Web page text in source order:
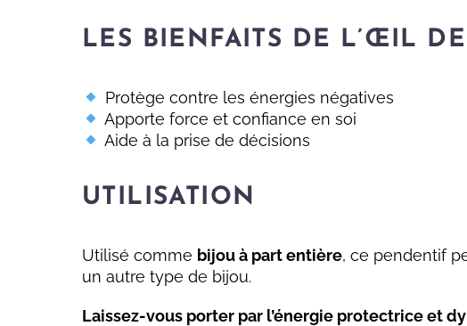
LES BIENFAITS DE L’ŒIL DE
Protège contre les énergies négatives
Apporte force et confiance en soi
Aide à la prise de décisions
UTILISATION
Utilisé comme bijou à part entière, ce pendentif
un autre type de bijou.
Laissez-vous porter par l’énergie protectrice et